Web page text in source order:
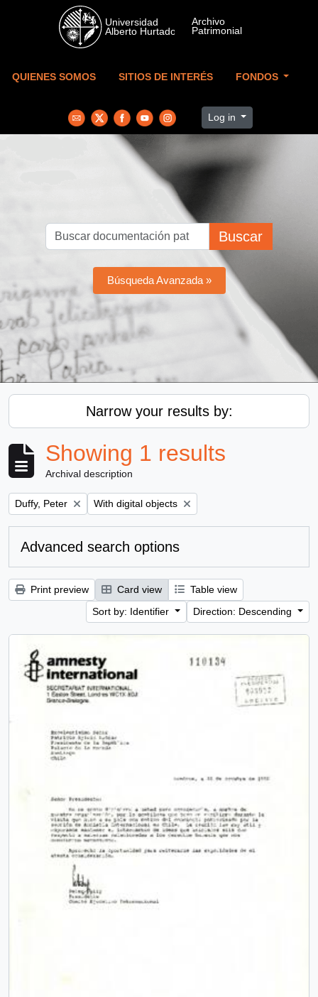
Skip to main content
QUIENES SOMOS SITIOS DE INTERÉS FONDOS
Log in
Buscar
Búsqueda Avanzada »
Narrow your results by:
Showing 1 results
Archival description
Remove filter:
Duffy, Peter Remove filter:
With digital objects
Advanced search options
Print preview Card view
Table view
Sort by: Identifier
Direction: Descending